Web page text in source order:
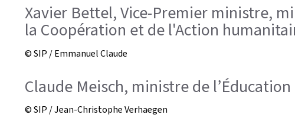
Xavier Bettel, Vice-Premier ministre,
la Coopération et de l'Action
© SIP / Emmanuel Claude
Claude Meisch, ministre de
© SIP / Jean-Christophe Verhaegen